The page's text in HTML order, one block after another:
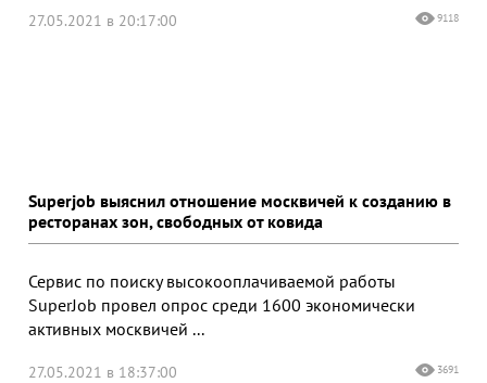
27.05.2021 в 20:17:00 9118
Superjob выяснил отношение москвичей к созданию в
ресторанах зон, свободных от ковида
Сервис по поиску высокооплачиваемой работы
SuperJob провел опрос среди 1600 экономически
активных москвичей ...
27.05.2021 в 18:37:00 3691